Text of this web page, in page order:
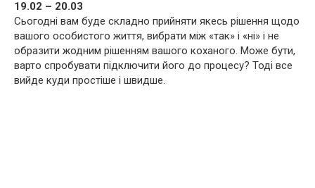
19.02 – 20.03
Сьогодні вам буде складно прийняти якесь рішення щодо
вашого особистого життя, вибрати між «так» і «ні» і не
образити жодним рішенням вашого коханого. Може бути,
варто спробувати підключити його до процесу? Тоді все
вийде куди простіше і швидше.